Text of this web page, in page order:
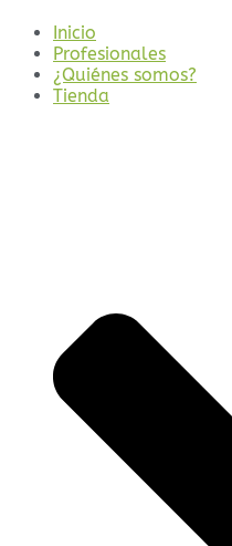
Inicio
Profesionales
¿Quiénes somos?
Tienda